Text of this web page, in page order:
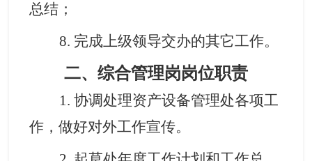
总结 ；
8. 完成上级领导交办的其它工作。
二、综合管理岗岗位职责
1.协调处理资产设备管理处各项工
作，做好对外工作宣传。